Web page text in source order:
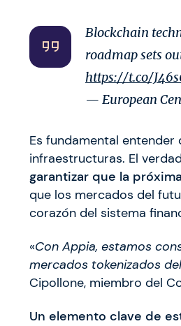
Blockchain
roadmap sets
https://t.co/
— European
Es fundamental
infraestructuras. El
garantizar que la
que los mercados del
corazón del sistema
«Con Appia, estamos
mercados tokenizados
Cipollone, miembro del
Un elemento clave de